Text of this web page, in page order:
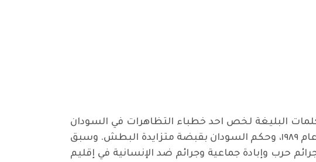
الكلمات البليغة لخص احد خطباء التظاهرات في السودان
الموقف الشعبي المناهض لرئيس الجمهورية عمر البشير، الذي وصل الى الحكم عبر انقلاب عام ١٩٨٩، وحكم السودان بقبضة متزايدة البطش. وسبق
مذكرات اعتقال بحقه في عامي ٢٠٠٩ و٢٠١٠ بتهمة ارتكاب جرائم حرب وإبادة جماعية وجرائم ضد الإنسانية في إقليم